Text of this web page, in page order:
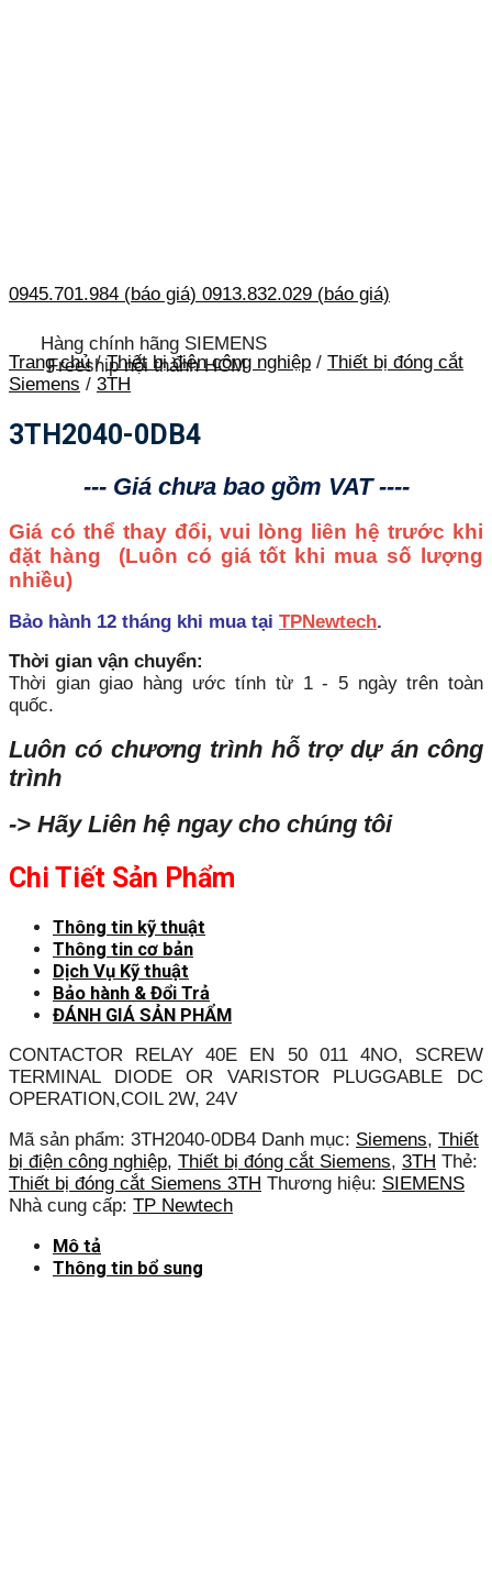
0945.701.984 (báo giá) 0913.832.029 (báo giá)
Hàng chính hãng SIEMENS
Freeship nội thành HCM
Trang chủ / Thiết bị điện công nghiệp / Thiết bị đóng cắt
Siemens / 3TH
3TH2040-0DB4
--- Giá chưa bao gồm VAT ----
Giá có thể thay đổi, vui lòng liên hệ trước khi
đặt hàng (Luôn có giá tốt khi mua số lượng
nhiều)
Bảo hành 12 tháng khi mua tại TPNewtech.
Thời gian vận chuyển:
Thời gian giao hàng ước tính từ 1 - 5 ngày trên toàn
quốc.
Luôn có chương trình hỗ trợ dự án công
trình
-> Hãy Liên hệ ngay cho chúng tôi
Chi Tiết Sản Phẩm
Thông tin kỹ thuật
Thông tin cơ bản
Dịch Vụ Kỹ thuật
Bảo hành & Đổi Trả
ĐÁNH GIÁ SẢN PHẨM
CONTACTOR RELAY 40E EN 50 011 4NO, SCREW
TERMINAL DIODE OR VARISTOR PLUGGABLE DC
OPERATION,COIL 2W, 24V
Mã sản phẩm: 3TH2040-0DB4 Danh mục: Siemens, Thiết
bị điện công nghiệp, Thiết bị đóng cắt Siemens, 3TH Thẻ:
Thiết bị đóng cắt Siemens 3TH Thương hiệu: SIEMENS
Nhà cung cấp: TP Newtech
Mô tả
Thông tin bổ sung